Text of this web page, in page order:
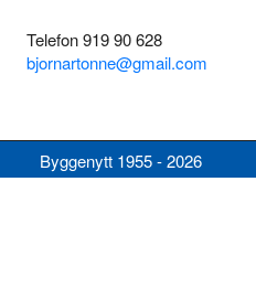
Telefon 919 90 628
bjornartonne@gmail.com
Byggenytt 1955 - 2026